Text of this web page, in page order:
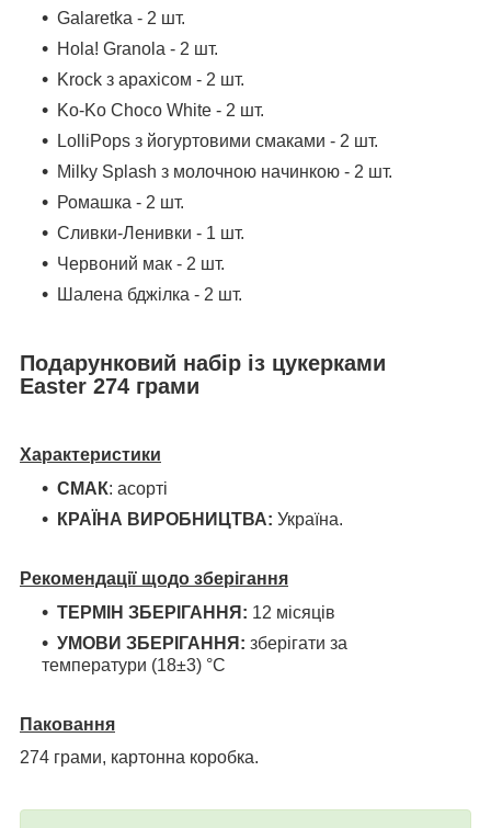
Galaretka - 2 шт.
Hola! Granola - 2 шт.
Krock з арахісом - 2 шт.
Ko-Ko Choco White - 2 шт.
LolliPops з йогуртовими смаками - 2 шт.
Milky Splash з молочною начинкою - 2 шт.
Ромашка - 2 шт.
Сливки-Ленивки - 1 шт.
Червоний мак - 2 шт.
Шалена бджілка - 2 шт.
Подарунковий набір із цукерками
Easter 274 грами
Характеристики
СМАК: асорті
КРАЇНА ВИРОБНИЦТВА: Україна.
Рекомендації щодо зберігання
ТЕРМІН ЗБЕРІГАННЯ : 12 місяців
УМОВИ ЗБЕРІГАННЯ: зберігати за
температури (18±3) °C
Паковання
274 грами, картонна коробка.